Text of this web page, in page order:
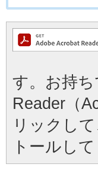
す。お持
Reader（
リックし
トールし